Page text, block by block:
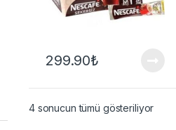
299.90₺
4 sonucun tümü gösteriliyor